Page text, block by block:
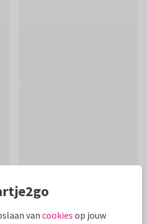
van cookies op jouw